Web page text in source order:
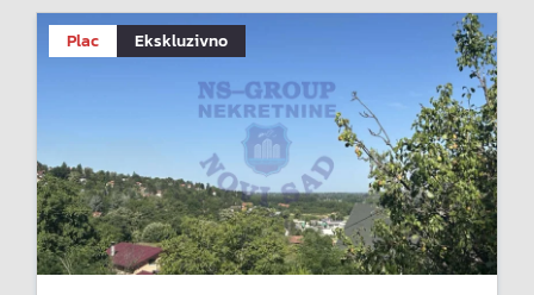
Plac Ekskluzivno